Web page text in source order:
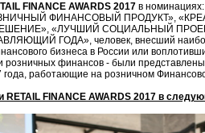
FINANCE AWARDS 2017в
ФИНАНСОВЫЙ ПРОДУКТ»,
«ЛУЧШИЙ СОЦИАЛЬНЫЙ
ГОДА», человек, внесший
бизнеса в России или
розничных финансов - были
года, работающие на розничном
RETAIL FINANCE AWARDS 2017 в